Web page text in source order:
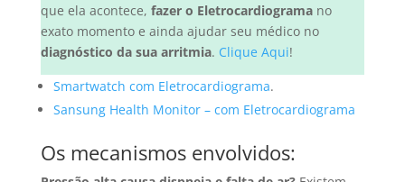
que ela acontece, fazer o Eletrocardiogramano
exato momento e ainda ajudar seu médico no
diagnóstico da sua arritmia. Clique Aqui!
Smartwatch com Eletrocardiograma.
Sansung Health Monitor – com Eletrocardiograma
Os mecanismos envolvidos: